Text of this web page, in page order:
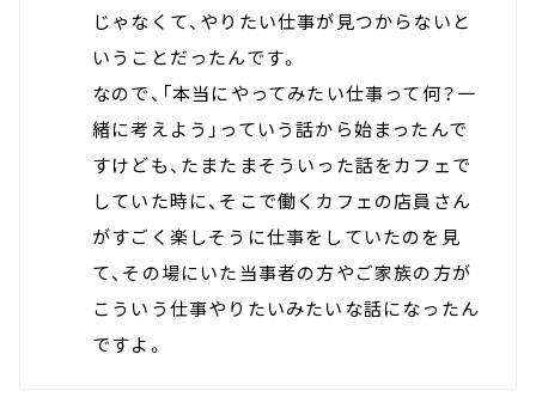
じゃなくて、やりたい仕事が見つからないと
いうことだったんです。
なので、「本当にやってみたい仕事って何？一
緒に考えよう」っていう話から始まったんで
すけども、たまたまそういった話をカフェで
していた時に、そこで働くカフェの店員さん
がすごく楽しそうに仕事をしていたのを見
て、その場にいた当事者の方やご家族の方が
こういう仕事やりたいみたいな話になったん
ですよ。